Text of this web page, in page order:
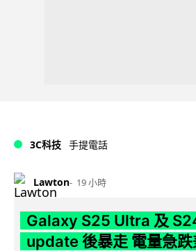
3C科技 手提電話
Lawton 19 小時
Galaxy S25 Ultra 及
update 後暴走 電量急